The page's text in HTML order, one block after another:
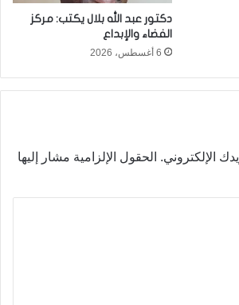
دكتور عبد الله بلال يكتب: مركز
الفضاء والإبداع
6 أغسطس، 2026
الإلكتروني. الحقول الإلزامية مشار إليها